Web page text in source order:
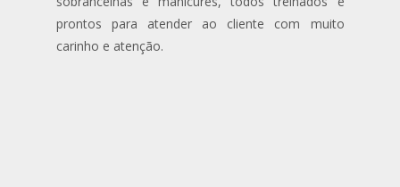
prontos para atender ao cliente com muito
carinho e atenção.